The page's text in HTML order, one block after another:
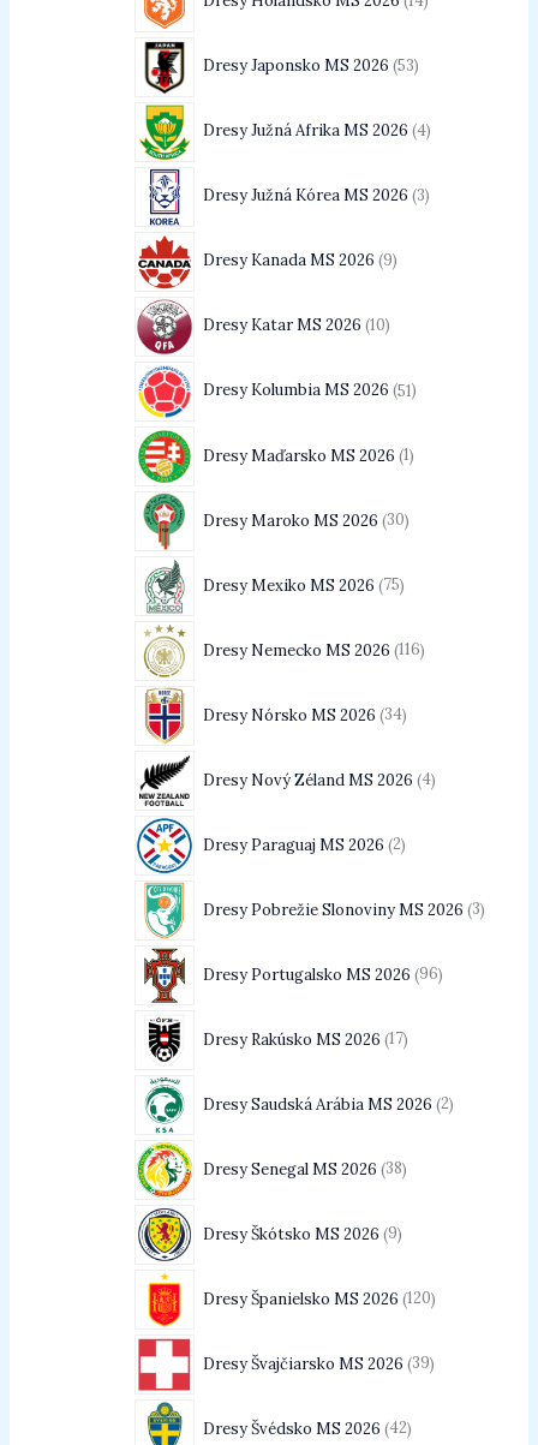
Dresy Japonsko MS 2026 53
Dresy Južná Afrika MS 2026 4
Dresy Južná Kórea MS 2026 3
Dresy Kanada MS 2026 9
Dresy Katar MS 2026 10
Dresy Kolumbia MS 2026 51
Dresy Maďarsko MS 2026 1
Dresy Maroko MS 2026 30
Dresy Mexiko MS 2026 75
Dresy Nemecko MS 2026 116
Dresy Nórsko MS 2026 34
Dresy Nový Zéland MS 2026 4
Dresy Paraguaj MS 2026 2
Dresy Pobrežie Slonoviny MS 2026 3
Dresy Portugalsko MS 2026 96
Dresy Rakúsko MS 2026 17
Dresy Saudská Arábia MS 2026 2
Dresy Senegal MS 2026 38
Dresy Škótsko MS 2026 9
Dresy Španielsko MS 2026 120
Dresy Švajčiarsko MS 2026 39
Dresy Švédsko MS 2026 42